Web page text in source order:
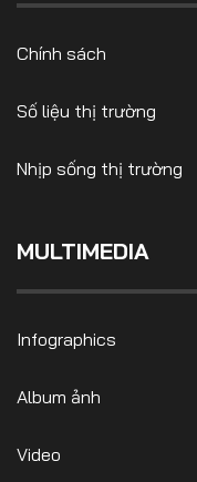
DÒNG XE
FOLLOW US
0972271616
Chính sách
Số liệu thị trường
Nhịp sống thị trường
MULTIMEDIA
Infographics
Album ảnh
Video